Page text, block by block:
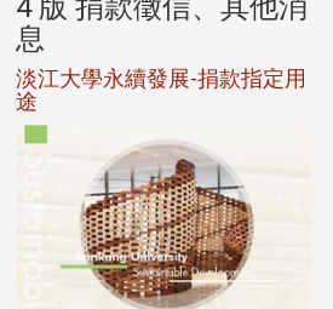
4 版 捐款徵信、其他消
息
淡江大學永續發展-捐款指定用
途